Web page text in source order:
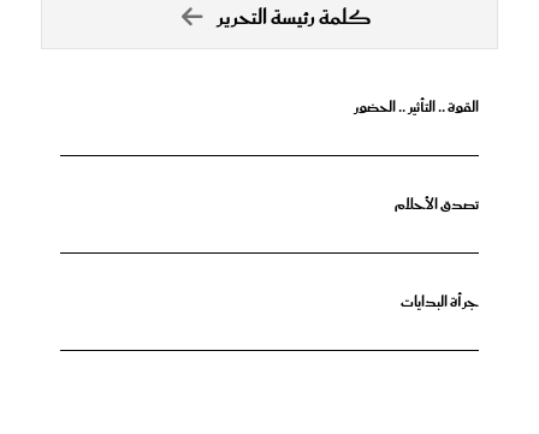
كلمة رئيسة التحرير
القوة .. التأثير .. الحضور
تصدق الأحلام
جرأة البدايات